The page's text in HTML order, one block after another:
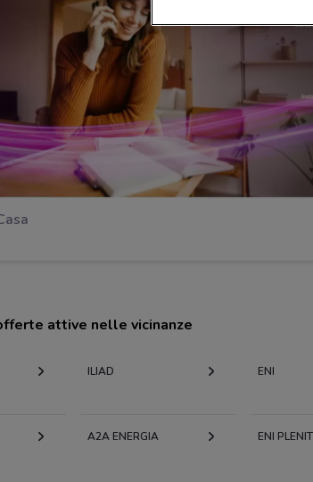
attive nelle vicinanze
ILIAD ENI
A2A ENERGIA ENI